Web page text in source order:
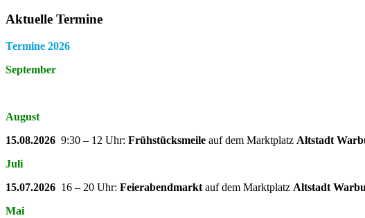
Aktuelle Termine
Termine 2026
September
August
15.08.2026 9:30 – 12 Uhr: Frühstücksmeile auf dem Marktplatz Altstadt
Juli
15.07.2026 16 – 20 Uhr: Feierabendmarkt auf dem Marktplatz Altstadt
Mai